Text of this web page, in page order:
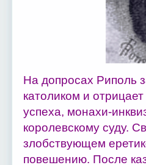
На допросах Риполь
католиком и
успеха, монахи-
королевскому суду.
злобствующем
повешению. После